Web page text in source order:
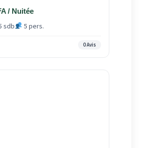
/ Nuitée
sdb 5 pers.
0 Avis